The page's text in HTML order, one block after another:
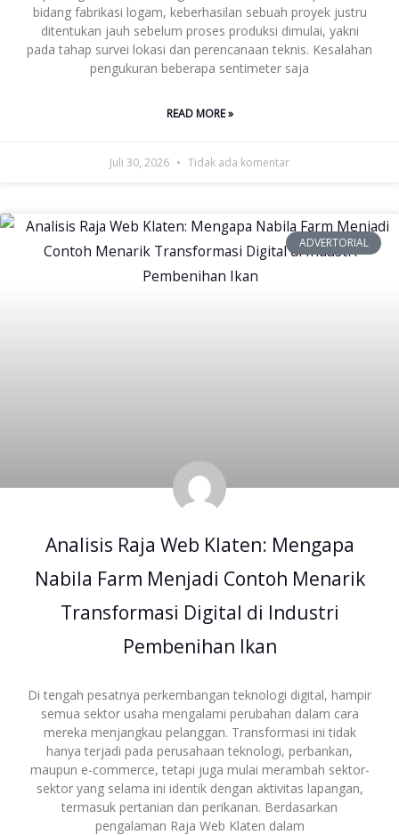
bidang fabrikasi logam, keberhasilan sebuah proyek justru
ditentukan jauh sebelum proses produksi dimulai, yakni
pada tahap survei lokasi dan perencanaan teknis. Kesalahan
pengukuran beberapa sentimeter saja
READ MORE »
Juli 30, 2026 Tidak ada komentar
ADVERTORIAL
Analisis Raja Web Klaten: Mengapa
Nabila Farm Menjadi Contoh Menarik
Transformasi Digital di Industri
Pembenihan Ikan
Di tengah pesatnya perkembangan teknologi digital, hampir
semua sektor usaha mengalami perubahan dalam cara
mereka menjangkau pelanggan. Transformasi ini tidak
hanya terjadi pada perusahaan teknologi, perbankan,
maupun e-commerce, tetapi juga mulai merambah sektor-
sektor yang selama ini identik dengan aktivitas lapangan,
termasuk pertanian dan perikanan. Berdasarkan
pengalaman Raja Web Klaten dalam